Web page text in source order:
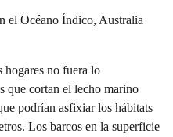
hogares no fuera lo
que cortan el lecho marino
podrían asfixiar los hábitats
Los barcos en la superficie